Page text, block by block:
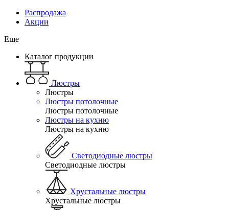
Распродажа
Акции
Еще
Каталог продукции
Люстры
Люстры
Люстры потолочные
Люстры потолочные
Люстры на кухню
Люстры на кухню
Светодиодные люстры
Светодиодные люстры
Хрустальные люстры
Хрустальные люстры